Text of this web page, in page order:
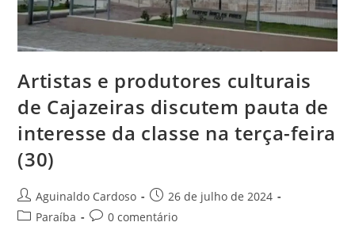
Artistas e produtores culturais
de Cajazeiras discutem pauta de
interesse da classe na terça-feira
(30)
Aguinaldo Cardoso
26 de julho de 2024
Paraíba
0 comentário